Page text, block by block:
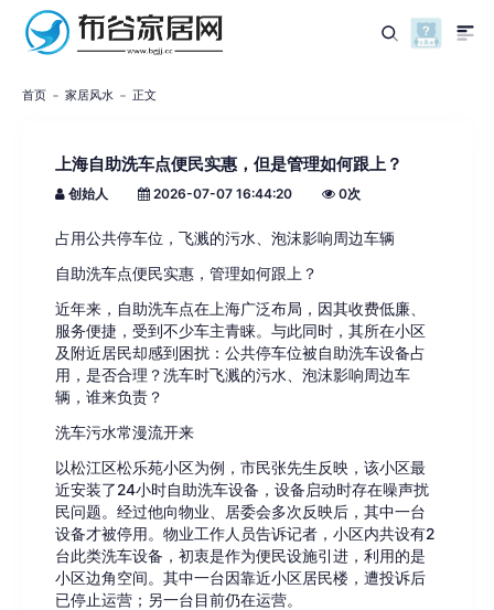
首页 家居风水 正文
上海自助洗车点便民实惠，但是管理如何跟上？
创始人 2026-07-07 16:44:20 0次
占用公共停车位，飞溅的污水、泡沫影响周边车辆
自助洗车点便民实惠，管理如何跟上？
近年来，自助洗车点在上海广泛布局，因其收费低廉、
服务便捷，受到不少车主青睐。与此同时，其所在小区
及附近居民却感到困扰：公共停车位被自助洗车设备占
用，是否合理？洗车时飞溅的污水、泡沫影响周边车
辆，谁来负责？
洗车污水常漫流开来
以松江区松乐苑小区为例，市民张先生反映，该小区最
近安装了24小时自助洗车设备，设备启动时存在噪声扰
民问题。经过他向物业、居委会多次反映后，其中一台
设备才被停用。物业工作人员告诉记者，小区内共设有2
台此类洗车设备，初衷是作为便民设施引进，利用的是
小区边角空间。其中一台因靠近小区居民楼，遭投诉后
已停止运营；另一台目前仍在运营。